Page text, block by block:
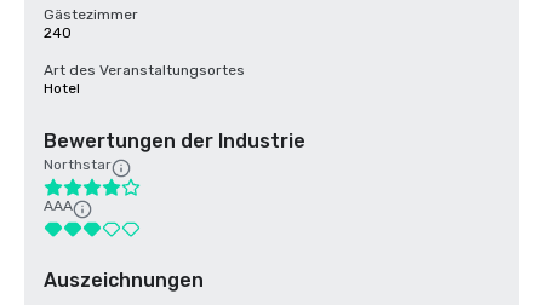
Gästezimmer
240
Art des Veranstaltungsortes
Hotel
Bewertungen der Industrie
Northstar
AAA
Auszeichnungen